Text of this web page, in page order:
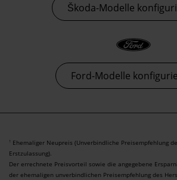
Škoda-Modelle
Ford-Modelle
1 Ehemaliger Neupreis (Unverbindliche Preisempfehlung
Erstzulassung).
Der errechnete Preisvorteil sowie die angegebene
der ehemaligen unverbindlichen Preisempfehlung des